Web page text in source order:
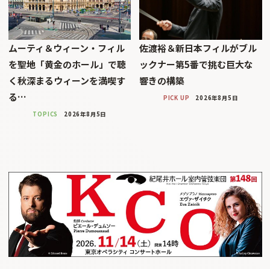
ムーティ＆ウィーン・フィル
を聖地「黄金のホール」で聴
く秋深まるウィーンを満喫す
る…
TOPICS 2026年8月5日
佐渡裕＆新日本フィルがブル
ックナー第5番で挑む巨大な
響きの構築
PICK UP 2026年8月5日